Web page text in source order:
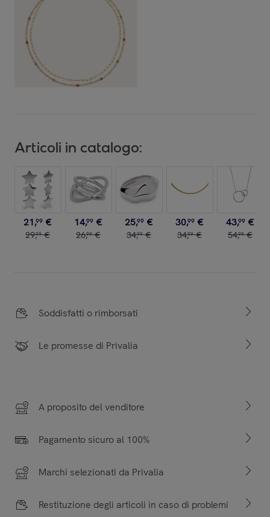
Articoli in catalogo:
21,99 €
29,99 €
14,99 €
26,99 €
25,99 €
34,99 €
30,99 €
34,99 €
43,99 €
54,99 €
Soddisfatti o rimborsati
Le promesse di Privalia
A proposito del venditore
Pagamento sicuro al 100%
Marchi selezionati da Privalia
Restituzione degli articoli in caso di problemi